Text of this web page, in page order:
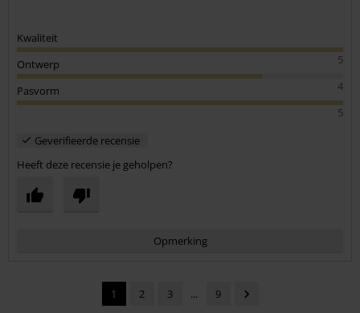
Kwaliteit
5
Ontwerp
4
Pasvorm
5
Geverifieerde recensie
Heeft deze recensie je geholpen?
Opmerking
1 2 3 ... 9